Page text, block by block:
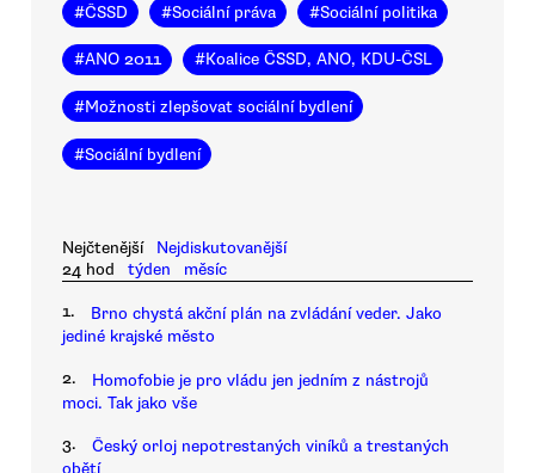
#ČSSD #Sociální práva #Sociální politika
#ANO 2011 #Koalice ČSSD, ANO, KDU-ČSL
#Možnosti zlepšovat sociální bydlení
#Sociální bydlení
Nejčtenější
Nejdiskutovanější
24 hod
týden měsíc
1.
Brno chystá akční plán na zvládání veder. Jako
jediné krajské město
2.
Homofobie je pro vládu jen jedním z nástrojů
moci. Tak jako vše
3.
Český orloj nepotrestaných viníků a trestaných
obětí